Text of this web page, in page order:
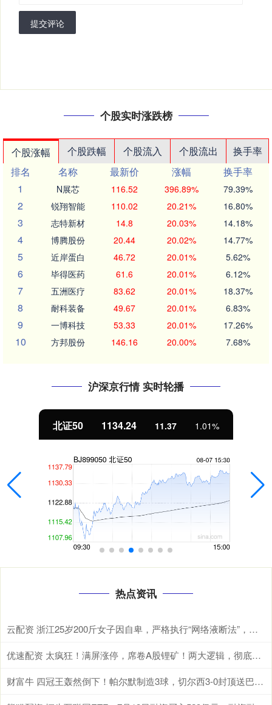
提交评论
个股实时涨跌榜
个股涨幅 个股跌幅 个股流入 个股流出
换手率
排名
名称 最新价 涨幅
换手率
1
N展芯 116.52 396.89% 79.39%
2 锐翔智能 110.02 20.21% 16.80%
3 志特新材 14.8 20.03% 14.18%
4 博腾股份 20.44 20.02% 14.77%
5 近岸蛋白 46.72 20.01% 5.62%
6 毕得医药 61.6 20.01% 6.12%
7 五洲医疗 83.62 20.01% 18.37%
8 耐科装备 49.67 20.01% 6.83%
9 一博科技 53.33 20.01% 17.26%
10 方邦股份 146.16 20.00% 7.68%
沪深京行情 实时轮播
北证50 1134.24 11.37 1.01%
热点资讯
云配资 浙江25岁200斤女子因自卑，严格执行“网络液断法”，一周瘦了15斤却“差点没命”；医生：这类人要远离网红减肥法
优速配资 太疯狂！满屏涨停，席卷A股锂矿！两大逻辑，彻底引爆！
财富牛 四冠王轰然倒下！帕尔默制造3球，切尔西3-0封顶送巴黎28年耻辱纪录_欧冠_阿森纳_曼城